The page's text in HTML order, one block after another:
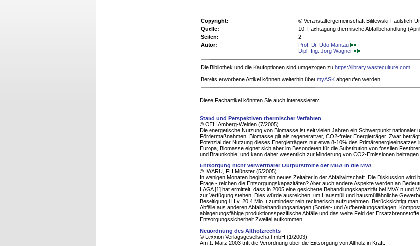
Copyright:
© Veranstaltergemeinschaft Bilitewski-Faulstich-
Quelle:
10. Fachtagung thermische Abfallbehandlung
Seiten:
2
Autor:
Prof. Dr. Udo Mantau
Dipl.-Ing. Jörg Wagner
Die Bibliothek und die Kaufoptionen sind umgezogen zu https://library.wasteculture.com
Bereits erworbene Artikel können weiterhin über myASK abgerufen werden.
Diese Fachartikel könnten Sie auch interessieren:
Stand und Perspektiven thermischer Verfahren
© OTH Amberg-Weiden (7/2005)
Die energetische Nutzung von Biomasse ist seit vielen Jahren ein Schwerpunkt nationaler
Fördermaßnahmen. Biomasse gilt als regenerativer, CO2-freier Energieträger. Zwar
Potenzial der Nutzung dieses Energieträgers nur etwa 8-10% des Primärenergieeinsatzes
Europa, Biomasse eignet sich aber im Besonderen für die Substitution von fossilen
und Braunkohle, und kann daher wesentlich zur Minderung von CO2-Emissionen beitragen.
Entsorgung nicht verwertbarer Outputströme der MBA in die MVA
© IWARU, FH Münster (5/2005)
In wenigen Monaten beginnt ein neues Zeitalter in der Abfallwirtschaft. Die Diskussion wird
Frage - reichen die Entsorgungskapazitäten? Aber auch andere Aspekte werden an
LAGA [1] hat ermittelt, dass in 2005 eine gesicherte Behandlungskapazität bei MVA´n und
zur Verfügung stehen. Dies würde ausreichen, um Hausmüll und hausmüllähnliche
Beseitigung i.H.v. 20,4 Mio. t zumindest rein rechnerisch aufzunehmen. Berücksichtigt man
Abfälle aus anderen Abfallbehandlungsanlagen (Sortier- und Aufbereitungsanlagen,
ablagerungsfähige produktionsspezifische Abfälle und das weite Feld der
Entsorgungssicherheit Zweifel aufkommen.
Neuordnung des Altholzrechts
© Lexxion Verlagsgesellschaft mbH (1/2003)
Am 1. März 2003 tritt die Verordnung über die Entsorgung von Altholz in Kraft.